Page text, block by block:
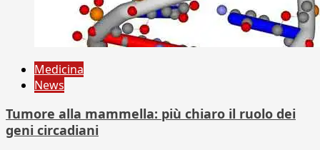
Medicina
News
Tumore alla mammella: più chiaro il ruolo dei
geni circadiani